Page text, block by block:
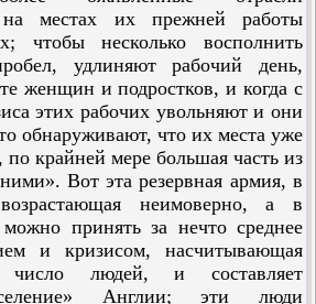
местах их прежней работы
чтобы несколько восполнить
удлиняют рабочий день,
женщин и подростков, и когда с
этих рабочих увольняют и они
обнаруживают, что их места уже
крайней мере большая часть из
Вот эта резервная армия, в
неимоверно, а в
принять за нечто среднее
и кризисом, насчитываю­щая
число людей, и составляет
Англии; эти люди